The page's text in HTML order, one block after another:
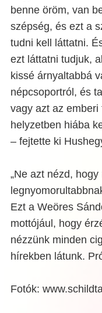
benne öröm, van
szépség, és ezt a
tudni kell láttatni.
ezt láttatni tudjuk,
kissé árnyaltabbá
népcsoportról, és
vagy azt az
helyzetben hiába
– fejtette ki
„Ne azt nézd,
Ezt a Weöres
mottójául, hogy
nézzünk minden
hírekben látunk.
Fotók: